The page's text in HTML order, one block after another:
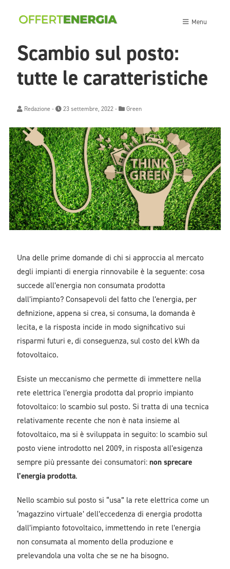
Menu
Scambio sul posto:
tutte le caratteristiche
Redazione- 23 settembre, 2022 - Green
Una delle prime domande di chi si approccia al mercato
degli impianti di energia rinnovabile è la seguente: cosa
succede all’energia non consumata prodotta
dall’impianto? Consapevoli del fatto che l’energia, per
definizione, appena si crea, si consuma, la domanda è
lecita, e la risposta incide in modo significativo sui
risparmi futuri e, di conseguenza, sul costo del kWh da
fotovoltaico.
Esiste un meccanismo che permette di immettere nella
rete elettrica l’energia prodotta dal proprio impianto
fotovoltaico: lo scambio sul posto. Si tratta di una tecnica
relativamente recente che non è nata insieme al
fotovoltaico, ma si è sviluppata in seguito: lo scambio sul
posto viene introdotto nel 2009, in risposta all’esigenza
sempre più pressante dei consumatori:non sprecare
l’energia prodotta.
Nello scambio sul posto si “usa” la rete elettrica come un
‘magazzino virtuale’ dell’eccedenza di energia prodotta
dall’impianto fotovoltaico, immettendo in rete l’energia
non consumata al momento della produzione e
prelevandola una volta che se ne ha bisogno.